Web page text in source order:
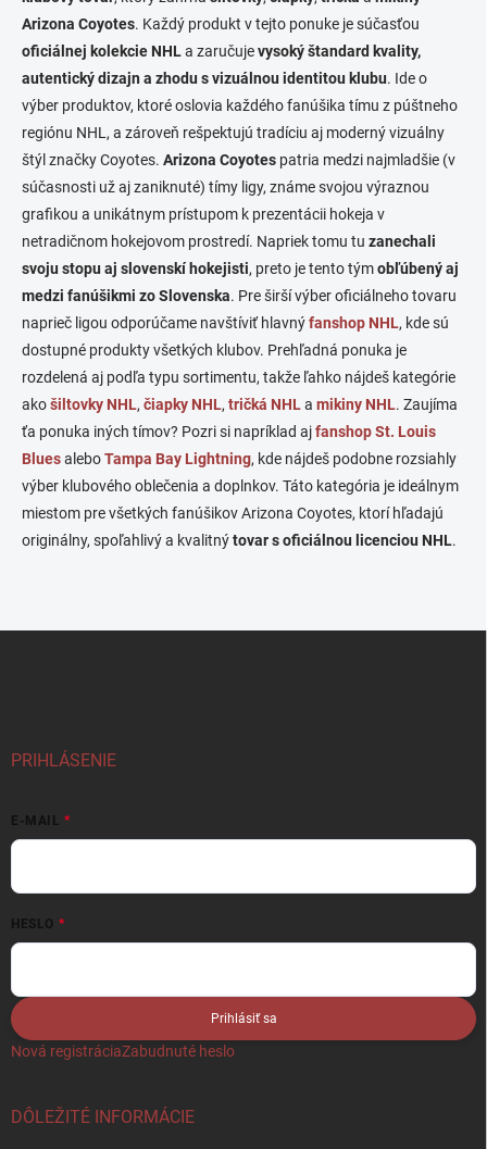
d
a
c
i
e
p
r
k
y
v
ý
p
i
s
u
Arizona Coyotes. Každý produkt v tejto ponuke je súčasťou
oficiálnej kolekcie NHLa zaručujevysoký štandard kvality,
autentický dizajn a zhodu s vizuálnou identitou klubu. Ide o
výber produktov, ktoré oslovia každého fanúšika tímu z púštneho
regiónu NHL, a zároveň rešpektujú tradíciu aj moderný vizuálny
štýl značky Coyotes. Arizona Coyotes patria medzi najmladšie (v
súčasnosti už aj zaniknuté) tímy ligy, známe svojou výraznou
grafikou a unikátnym prístupom k prezentácii hokeja v
netradičnom hokejovom prostredí. Napriek tomu tu zanechali
svoju stopu aj slovenskí hokejisti, preto je tento týmobľúbený aj
medzi fanúšikmi zo Slovenska. Pre širší výber oficiálneho tovaru
naprieč ligou odporúčame navštíviť hlavnýfanshop NHL, kde sú
dostupné produkty všetkých klubov. Prehľadná ponuka je
rozdelená aj podľa typu sortimentu, takže ľahko nájdeš kategórie
akošiltovky NHL, čiapky NHL, tričká NHLa mikiny NHL. Zaujíma
ťa ponuka iných tímov? Pozri si napríklad ajfanshop St. Louis
BluesaleboTampa Bay Lightning, kde nájdeš podobne rozsiahly
výber klubového oblečenia a doplnkov. Táto kategória je ideálnym
miestom pre všetkých fanúšikov Arizona Coyotes, ktorí hľadajú
originálny, spoľahlivý a kvalitnýtovar s oficiálnou licenciou NHL.
PRIHLÁSENIE
E-MAIL
HESLO
Prihlásiť sa
Nová registráciaZabudnuté heslo
DÔLEŽITÉ INFORMÁCIE